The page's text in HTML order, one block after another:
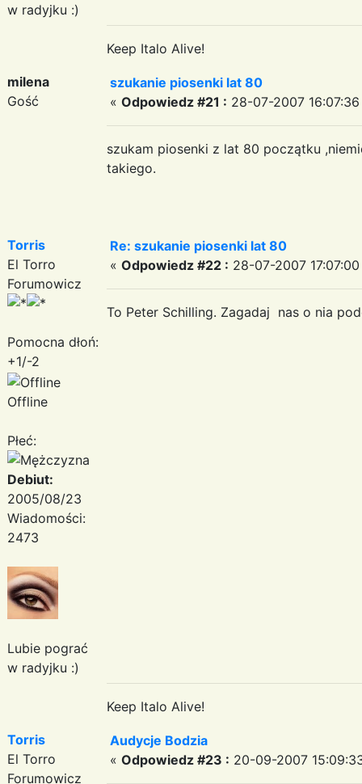
w radyjku :)
Keep Italo Alive!
milena
Gość
szukanie piosenki lat 80
« Odpowiedz #21 : 28-07-2007
szukam piosenki z lat 80 początku
takiego.
Torris
El Torro
Forumowicz
Pomocna dłoń:
+1/-2
Offline
Płeć:
Debiut:
2005/08/23
Wiadomości:
2473
Lubie pograć
w radyjku :)
Re: szukanie piosenki lat 80
« Odpowiedz #22 : 28-07-2007
To Peter Schilling. Zagadaj nas o nia
Keep Italo Alive!
Torris
El Torro
Forumowicz
Audycje Bodzia
« Odpowiedz #23 : 20-09-2007